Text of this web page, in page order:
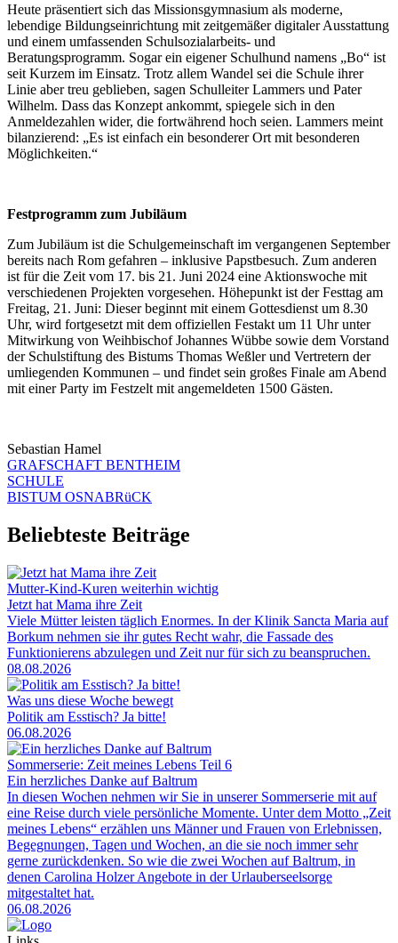
Heute präsentiert sich das Missionsgymnasium als moderne,
lebendige Bildungseinrichtung mit zeitgemäßer digitaler Ausstattung
und einem umfassenden Schulsozialarbeits- und
Beratungsprogramm. Sogar ein eigener Schulhund namens „Bo“ ist
seit Kurzem im Einsatz. Trotz allem Wandel sei die Schule ihrer
Linie aber treu geblieben, sagen Schulleiter Lammers und Pater
Wilhelm. Dass das Konzept ankommt, spiegele sich in den
Anmeldezahlen wider, die fortwährend hoch seien. Lammers meint
bilanzierend: „Es ist einfach ein besonderer Ort mit besonderen
Möglichkeiten.“
Festprogramm zum Jubiläum
Zum Jubiläum ist die Schulgemeinschaft im vergangenen September
bereits nach Rom gefahren – inklusive Papstbesuch. Zum anderen
ist für die Zeit vom 17. bis 21. Juni 2024 eine Aktionswoche mit
verschiedenen Projekten vorgesehen. Höhepunkt ist der Festtag am
Freitag, 21. Juni: Dieser beginnt mit einem Gottesdienst um 8.30
Uhr, wird fortgesetzt mit dem offiziellen Festakt um 11 Uhr unter
Mitwirkung von Weihbischof Johannes Wübbe sowie dem Vorstand
der Schulstiftung des Bistums Thomas Weßler und Vertretern der
umliegenden Kommunen – und findet sein großes Finale am Abend
mit einer Party im Festzelt mit angemeldeten 1500 Gästen.
Sebastian Hamel
GRAFSCHAFT BENTHEIM
SCHULE
BISTUM OSNABRüCK
Beliebteste Beiträge
Mutter-Kind-Kuren weiterhin wichtig
Jetzt hat Mama ihre Zeit
Viele Mütter leisten täglich Enormes. In der Klinik Sancta Maria auf
Borkum nehmen sie ihr gutes Recht wahr, die Fassade des
Funktionierens abzulegen und Zeit nur für sich zu beanspruchen.
08.08.2026
Was uns diese Woche bewegt
Politik am Esstisch? Ja bitte!
06.08.2026
Sommerserie: Zeit meines Lebens Teil 6
Ein herzliches Danke auf Baltrum
In diesen Wochen nehmen wir Sie in unserer Sommerserie mit auf
eine Reise durch viele persönliche Momente. Unter dem Motto „Zeit
meines Lebens“ erzählen uns Männer und Frauen von Erlebnissen,
Begegnungen, Tagen und Wochen, an die sie noch immer sehr
gerne zurückdenken. So wie die zwei Wochen auf Baltrum, in
denen Carolina Holzer Angebote in der Urlauberseelsorge
mitgestaltet hat.
06.08.2026